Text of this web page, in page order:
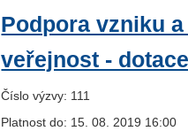
Podpora vzniku
veřejnost -
Číslo výzvy: 111
Platnost do: 15. 08. 2019 16:00